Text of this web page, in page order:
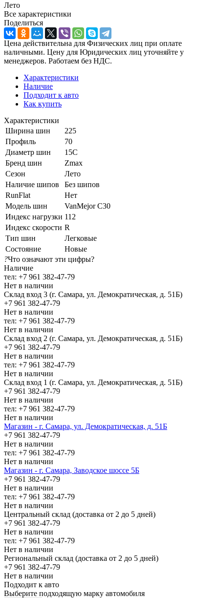
Лето
Все характеристики
Поделиться
Цена действительна для Физических лиц при оплате
наличными. Цену для Юридических лиц уточняйте у
менеджеров. Работаем без НДС.
Характеристики
Наличие
Подходит к авто
Как купить
Характеристики
Ширина шин
225
Профиль
70
Диаметр шин
15C
Бренд шин
Zmax
Сезон
Лето
Наличие шипов
Без шипов
RunFlat
Нет
Модель шин
VanMejor C30
Индекс нагрузки 112
Индекс скорости R
Тип шин
Легковые
Состояние
Новые
?Что означают эти цифры?
Наличие
тел: +7 961 382-47-79
Нет в наличии
Склад вход 3 (г. Самара, ул. Демократическая, д. 51Б)
+7 961 382-47-79
Нет в наличии
тел: +7 961 382-47-79
Нет в наличии
Склад вход 2 (г. Самара, ул. Демократическая, д. 51Б)
+7 961 382-47-79
Нет в наличии
тел: +7 961 382-47-79
Нет в наличии
Склад вход 1 (г. Самара, ул. Демократическая, д. 51Б)
+7 961 382-47-79
Нет в наличии
тел: +7 961 382-47-79
Нет в наличии
Магазин - г. Самара, ул. Демократическая, д. 51Б
+7 961 382-47-79
Нет в наличии
тел: +7 961 382-47-79
Нет в наличии
Магазин - г. Самара, Заводское шоссе 5Б
+7 961 382-47-79
Нет в наличии
тел: +7 961 382-47-79
Нет в наличии
Центральный склад (доставка от 2 до 5 дней)
+7 961 382-47-79
Нет в наличии
тел: +7 961 382-47-79
Нет в наличии
Региональный склад (доставка от 2 до 5 дней)
+7 961 382-47-79
Нет в наличии
Подходит к авто
Выберите подходящую марку автомобиля